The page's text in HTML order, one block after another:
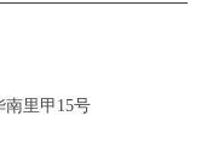
里甲15号